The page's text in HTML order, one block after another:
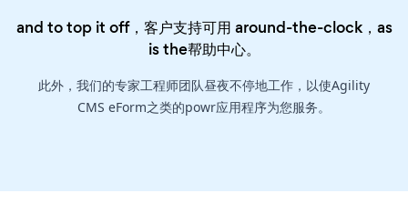
and to top it off，客户支持可用 around-the-clock，as
is the帮助中心。
此外，我们的专家工程师团队昼夜不停地工作，以使Agility
CMS eForm之类的powr应用程序为您服务。